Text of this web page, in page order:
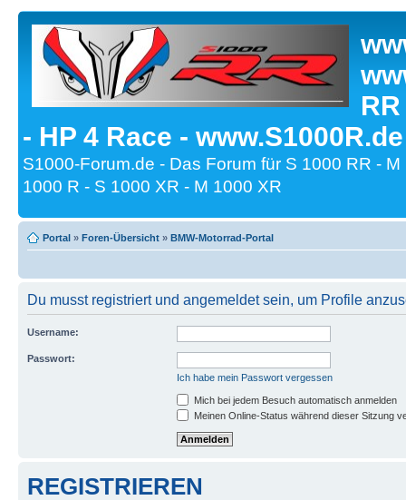
- HP 4 Race -
S1000-Forum.de - Das Forum für S 1000 RR -
1000 R - S 1000 XR - M 1000 XR
Portal » Foren-Übersicht » BMW-Motorrad-Portal
Du musst registriert und angemeldet sein, um Profile
Username:
Passwort:
Ich habe mein Passwort vergessen
Mich bei jedem Besuch automatisch anmelden
Meinen Online-Status während dieser Sitzung
REGISTRIEREN